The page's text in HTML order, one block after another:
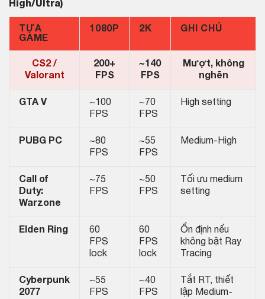
High/Ultra)
TỰA
GAME
1080P 2K GHI CHÚ
CS2 /
Valorant
200+
FPS
~140
FPS
Mượt, không
nghẽn
GTA V
~100
FPS
~70
FPS
High setting
PUBG PC
~80
FPS
~55
FPS
Medium-High
Call of
Duty:
Warzone
~75
FPS
~50
FPS
Tối ưu medium
setting
Elden Ring
60
FPS
lock
60
FPS
lock
Ổn định nếu
không bật Ray
Tracing
Cyberpunk
2077
~55
FPS
~40
FPS
Tắt RT, thiết
lập Medium-